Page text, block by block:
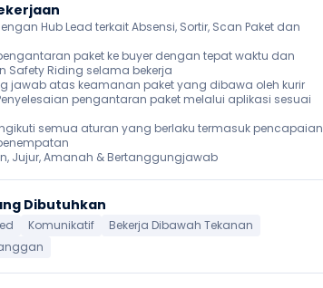
Hub Lead terkait Absensi, Sortir, Scan Paket dan
paket ke buyer dengan tepat waktu dan
Safety Riding selama bekerja
jawab atas keamanan paket yang dibawa oleh kurir
pengantaran paket melalui aplikasi sesuai
semua aturan yang berlaku termasuk pencapaian
Jujur, Amanah & Bertanggungjawab
Dibutuhkan
Komunikatif
Bekerja Dibawah Tekanan